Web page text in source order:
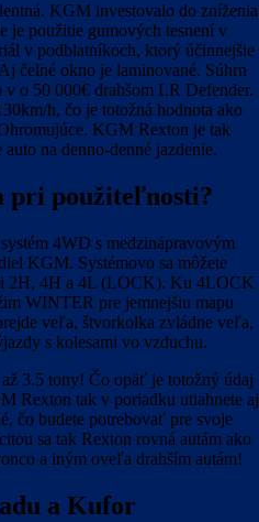
KGM investovalo do zníženia
je použitie gumových tesnení v
v podblatníkoch, ktorý účinnejšie
čelné okno je laminované. Súhrn
o 50 000€ drahšom LR Defender.
h, čo je totožná hodnota ako
KGM Rexton je tak
na denno-denné jazdenie.
pri použiteľnosti?
4WD s medzinápravovým
KGM. Systémovo sa môžete
2H, 4H a 4L (LOCK). Ku 4LOCK
WINTER pre jemnejšiu mapu
veľa, štvorkolka zvládne veľa,
s kolesami vo vzduchu.
3.5 tony! Čo opäť je totožný údaj
Rexton tak v poriadku utiahnete aj
čo budete potrebovať pre svoje
sa tak Rexton rovná autám ako
a iným oveľa drahším autám!
a Kufor